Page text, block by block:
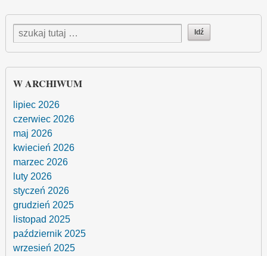
W ARCHIWUM
lipiec 2026
czerwiec 2026
maj 2026
kwiecień 2026
marzec 2026
luty 2026
styczeń 2026
grudzień 2025
listopad 2025
październik 2025
wrzesień 2025